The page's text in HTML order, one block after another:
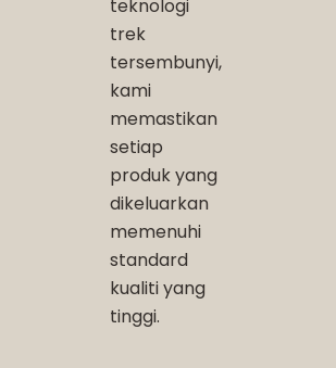
teknologi
trek
tersembunyi,
kami
memastikan
setiap
produk yang
dikeluarkan
memenuhi
standard
kualiti yang
tinggi.